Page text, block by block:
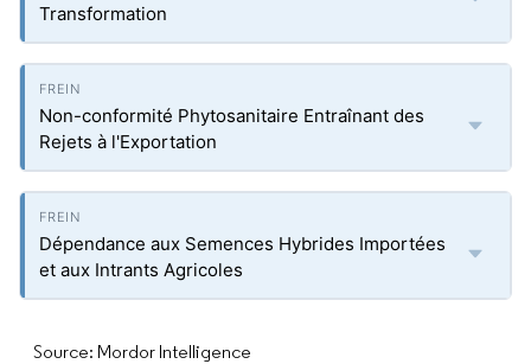
Transformation
Non-conformité Phytosanitaire Entraînant des
Rejets à l'Exportation
Dépendance aux Semences Hybrides Importées
et aux Intrants Agricoles
Source: Mordor Intelligence